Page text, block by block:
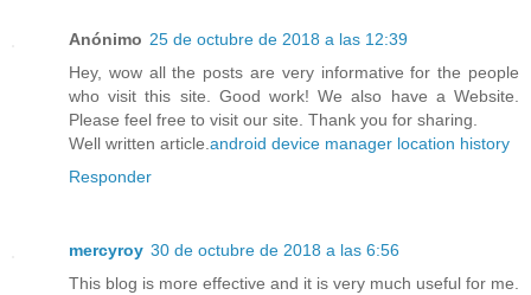
Anónimo 25 de octubre de 2018 a las 12:39
Hey, wow all the posts are very informative for the people
who visit this site. Good work! We also have a Website.
Please feel free to visit our site. Thank you for sharing.
Well written article. android device manager location history
Responder
mercyroy 30 de octubre de 2018 a las 6:56
This blog is more effective and it is very much useful for me.